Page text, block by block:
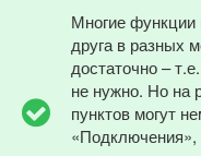
Многие функции
друга в разных
достаточно –
не нужно. Но на
пунктов могут
«Подключения»,